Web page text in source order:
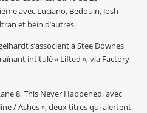
avec Luciano, Bedouin, Josh
et bein d’autres
s’associent à Stee Downes
intitulé « Lifted », via Factory
8, This Never Happened, avec
/ Ashes », deux titres qui alertent